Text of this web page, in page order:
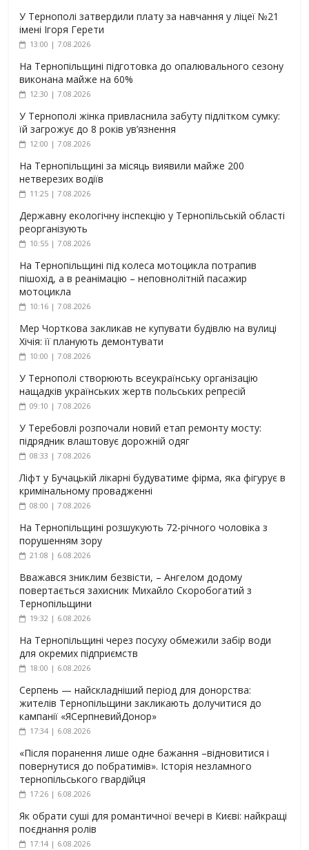
У Тернополі затвердили плату за навчання у ліцеї №21
імені Ігоря Герети
13:00 | 7.08.2026
На Тернопільщині підготовка до опалювального сезону
виконана майже на 60%
12:30 | 7.08.2026
У Тернополі жінка привласнила забуту підлітком сумку:
їй загрожує до 8 років ув’язнення
12:00 | 7.08.2026
На Тернопільщині за місяць виявили майже 200
нетверезих водіїв
11:25 | 7.08.2026
Державну екологічну інспекцію у Тернопільській області
реорганізують
10:55 | 7.08.2026
На Тернопільщині під колеса мотоцикла потрапив
пішохід, а в реанімацію – неповнолітній пасажир
мотоцикла
10:16 | 7.08.2026
Мер Чорткова закликав не купувати будівлю на вулиці
Хічія: її планують демонтувати
10:00 | 7.08.2026
У Тернополі створюють всеукраїнську організацію
нащадків українських жертв польських репресій
09:10 | 7.08.2026
У Теребовлі розпочали новий етап ремонту мосту:
підрядник влаштовує дорожній одяг
08:33 | 7.08.2026
Ліфт у Бучацькій лікарні будуватиме фірма, яка фігурує в
кримінальному провадженні
08:00 | 7.08.2026
На Тернопільщині розшукують 72-річного чоловіка з
порушенням зору
21:08 | 6.08.2026
Вважався зниклим безвісти, – Ангелом додому
повертається захисник Михайло Скоробогатий з
Тернопільщини
19:32 | 6.08.2026
На Тернопільщині через посуху обмежили забір води
для окремих підприємств
18:00 | 6.08.2026
Серпень — найскладніший період для донорства:
жителів Тернопільщини закликають долучитися до
кампанії «ЯСерпневийДонор»
17:34 | 6.08.2026
«Після поранення лише одне бажання –відновитися і
повернутися до побратимів». Історія незламного
тернопільського гвардійця
17:26 | 6.08.2026
Як обрати суші для романтичної вечері в Києві: найкращі
поєднання ролів
17:14 | 6.08.2026